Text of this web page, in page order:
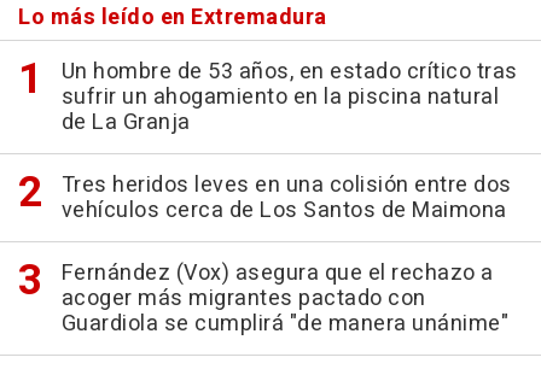
Lo más leído en Extremadura
Un hombre de 53 años, en estado crítico tras
sufrir un ahogamiento en la piscina natural
de La Granja
Tres heridos leves en una colisión entre dos
vehículos cerca de Los Santos de Maimona
Fernández (Vox) asegura que el rechazo a
acoger más migrantes pactado con
Guardiola se cumplirá "de manera unánime"